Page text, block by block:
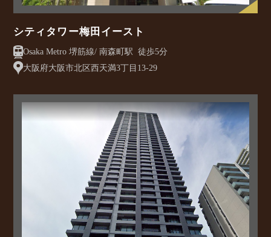
シティタワー梅田イースト
Osaka Metro 堺筋線/ 南森町駅 徒歩5分
大阪府大阪市北区西天満3丁目13-29